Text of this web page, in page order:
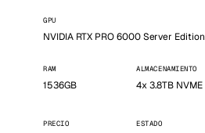
GPU
NVIDIA RTX PRO 6000 Server Edition
RAM
1536GB
ALMACENAMIENTO
4x 3.8TB NVME
PRECIO ESTADO